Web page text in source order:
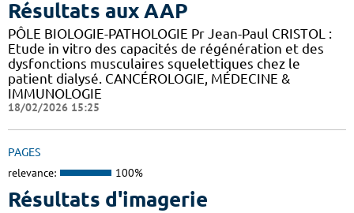
Résultats aux AAP
PÔLE BIOLOGIE-PATHOLOGIE Pr Jean-Paul CRISTOL :
Etude in vitro des capacités de régénération et des
dysfonctions musculaires squelettiques chez le
patient dialysé. CANCÉROLOGIE, MÉDECINE &
IMMUNOLOGIE
18/02/2026 15:25
PAGES
relevance: 100%
Résultats d'imagerie